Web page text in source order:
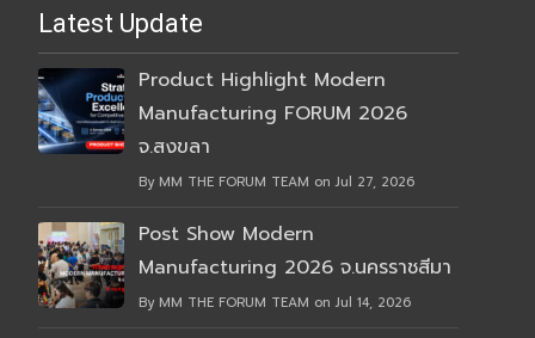
Latest Update
Product Highlight Modern
Manufacturing FORUM 2026
จ.สงขลา
By MM THE FORUM TEAM on Jul 27, 2026
Post Show Modern
Manufacturing 2026 จ.นครราชสีมา
By MM THE FORUM TEAM on Jul 14, 2026